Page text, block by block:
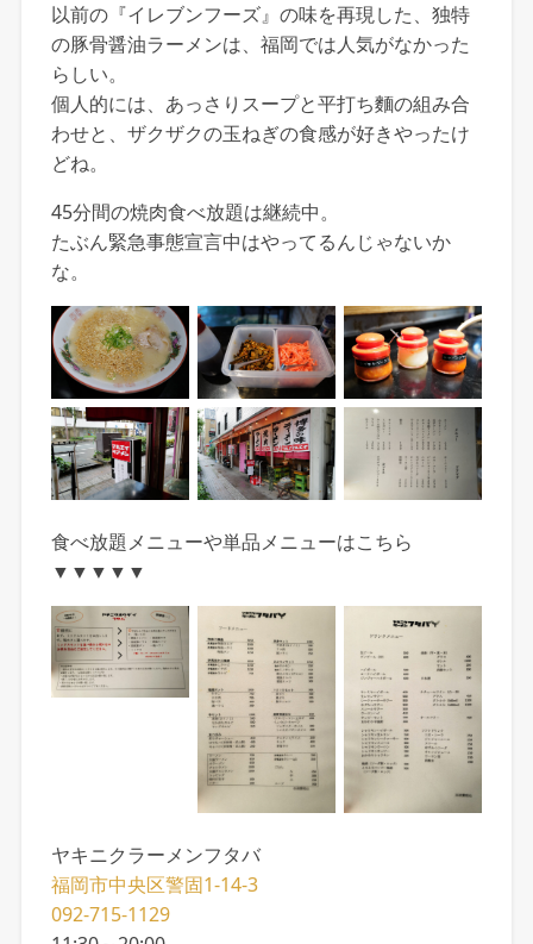
以前の『イレブンフーズ』の味を再現した、独特
の豚骨醤油ラーメンは、福岡では人気がなかった
らしい。
個人的には、あっさりスープと平打ち麵の組み合
わせと、ザクザクの玉ねぎの食感が好きやったけ
どね。
45分間の焼肉食べ放題は継続中。
たぶん緊急事態宣言中はやってるんじゃないか
な。
食べ放題メニューや単品メニューはこちら
▼▼▼▼▼
ヤキニクラーメンフタバ
福岡市中央区警固1-14-3
092-715-1129